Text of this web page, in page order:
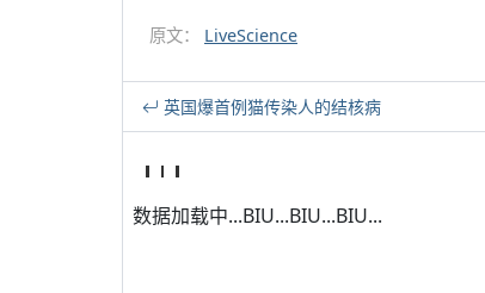
原文： LiveScience
英国爆首例猫传染人的结核病
数据加载中...BIU...BIU...BIU...